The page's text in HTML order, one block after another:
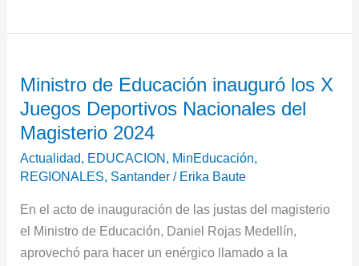
Ministro de Educación inauguró los X
Juegos Deportivos Nacionales del
Magisterio 2024
Actualidad, EDUCACION, MinEducación,
REGIONALES, Santander / Erika Baute
En el acto de inauguración de las justas del magisterio
el Ministro de Educación, Daniel Rojas Medellín,
aprovechó para hacer un enérgico llamado a la
de
Educación
inauguró
los
X
Deportivos
Nacionales
del